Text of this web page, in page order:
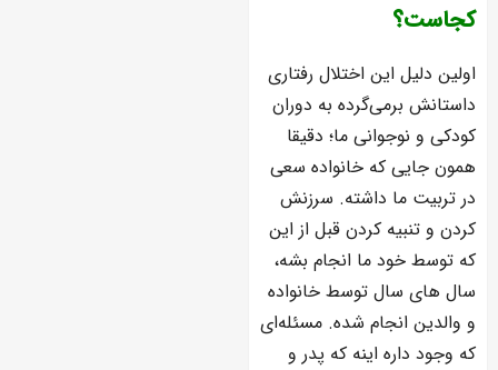
کجاست؟
اولین دلیل این اختلال رفتاری
داستانش برمی‌گرده به دوران
کودکی و نوجوانی ما؛ دقیقا
همون جایی که خانواده سعی
در تربیت ما داشته. سرزنش
کردن و تنبیه کردن قبل از این
که توسط خود ما انجام بشه،
سال های سال توسط خانواده
و والدین انجام شده. مسئله‌ای
که وجود داره اینه که پدر و